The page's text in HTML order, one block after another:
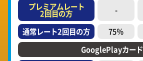
プレミアムレート
2回目の方 -
通常レート2回目の方
75％
GooglePlayカード